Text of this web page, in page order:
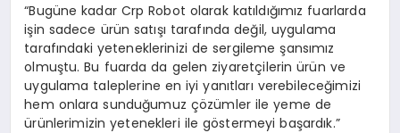
“Bugüne kadar Crp Robot olarak katıldığımız fuarlarda
işin sadece ürün satışı tarafında değil, uygulama
tarafındaki yeteneklerinizi de sergileme şansımız
olmuştu. Bu fuarda da gelen ziyaretçilerin ürün ve
uygulama taleplerine en iyi yanıtları verebileceğimizi
hem onlara sunduğumuz çözümler ile yeme de
ürünlerimizin yetenekleri ile göstermeyi başardık.”